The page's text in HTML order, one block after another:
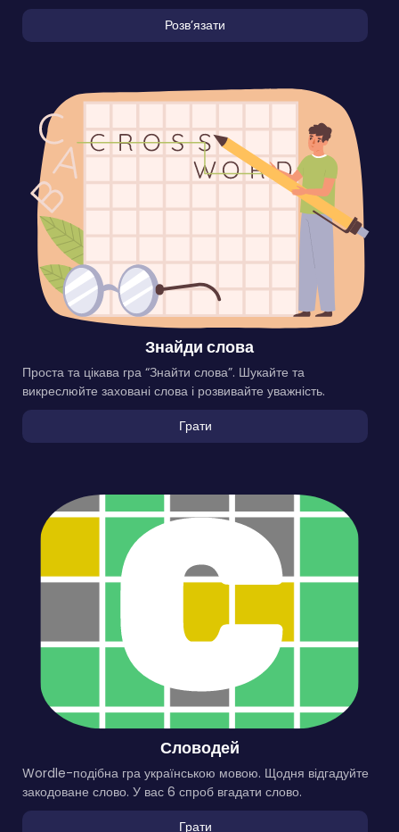
Розвʼязати
Знайди слова
Проста та цікава гра “Знайти слова”. Шукайте та
викреслюйте заховані слова і розвивайте уважність.
Грати
Словодей
Wordle-подібна гра українською мовою. Щодня відгадуйте
закодоване слово. У вас 6 спроб вгадати слово.
Грати